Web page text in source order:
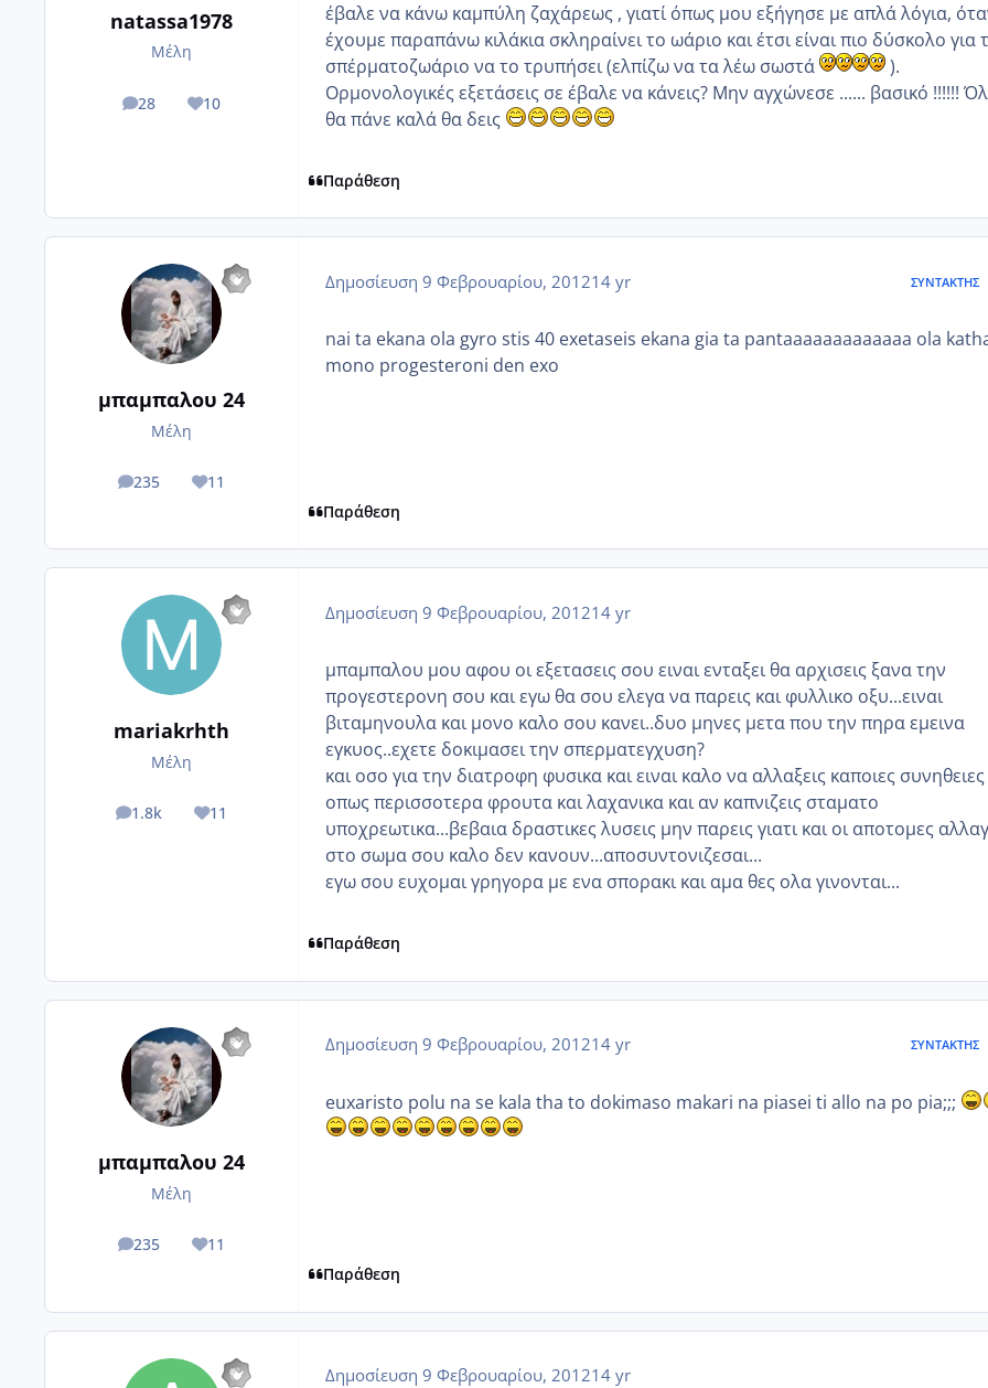
natassa1978
Μέλη
28
posts 10
Reputation
έβαλε να κάνω καμπύλη ζαχάρεως , γιατί όπως μου εξήγησε με απλά λόγια,
έχουμε παραπάνω κιλάκια σκληραίνει το ωάριο και έτσι είναι πιο δύσκολο για
σπέρματοζωάριο να το τρυπήσει (ελπίζω να τα λέω σωστά
).
Ορμονολογικές εξετάσεις σε έβαλε να κάνεις? Μην αγχώνεσε ...... βασικό !!!!!!
θα πάνε καλά θα δεις
Παράθεση
μπαμπαλου 24
Μέλη
235
posts 11
Reputation
Δημοσίευση 9 Φεβρουαρίου, 201214 yr ΣΥΝΤΆΚΤΗΣ
nai ta ekana ola gyro stis 40 exetaseis ekana gia ta pantaaaaaaaaaaaaa ola
mono progesteroni den exo
Παράθεση
mariakrhth
Μέλη
1.8k
posts 11
Reputation
Δημοσίευση 9 Φεβρουαρίου, 201214 yr
μπαμπαλου μου αφου οι εξετασεις σου ειναι ενταξει θα αρχισεις ξανα την
προγεστερονη σου και εγω θα σου ελεγα να παρεις και φυλλικο οξυ...ειναι
βιταμηνουλα και μονο καλο σου κανει..δυο μηνες μετα που την πηρα εμεινα
εγκυος..εχετε δοκιμασει την σπερματεγχυση?
και οσο για την διατροφη φυσικα και ειναι καλο να αλλαξεις καποιες συνηθειες
οπως περισσοτερα φρουτα και λαχανικα και αν καπνιζεις σταματο
υποχρεωτικα...βεβαια δραστικες λυσεις μην παρεις γιατι και οι αποτομες
στο σωμα σου καλο δεν κανουν...αποσυντονιζεσαι...
εγω σου ευχομαι γρηγορα με ενα σπορακι και αμα θες ολα γινονται...
Παράθεση
μπαμπαλου 24
Μέλη
235
posts 11
Reputation
Δημοσίευση 9 Φεβρουαρίου, 201214 yr ΣΥΝΤΆΚΤΗΣ
euxaristo polu na se kala tha to dokimaso makari na piasei ti allo na po pia;;;
Παράθεση
Δημοσίευση 9 Φεβρουαρίου, 201214 yr